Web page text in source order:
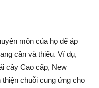
môn của họ để áp
cần và thiếu. Ví dụ,
cây Cao cấp, New
thiện chuỗi cung ứng cho